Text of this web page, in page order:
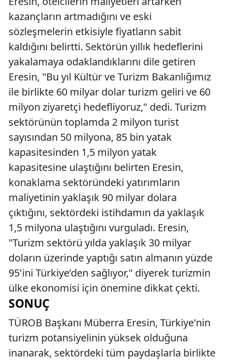
kazançların artmadığını ve eski
sözleşmelerin etkisiyle fiyatların sabit
kaldığını belirtti. Sektörün yıllık hedeflerini
yakalamaya odaklandıklarını dile getiren
Eresin, "Bu yıl Kültür ve Turizm Bakanlığımız
ile birlikte 60 milyar dolar turizm geliri ve 60
milyon ziyaretçi hedefliyoruz," dedi. Turizm
sektörünün toplamda 2 milyon turist
sayısından 50 milyona, 85 bin yatak
kapasitesinden 1,5 milyon yatak
kapasitesine ulaştığını belirten Eresin,
konaklama sektöründeki yatırımların
maliyetinin yaklaşık 90 milyar dolara
çıktığını, sektördeki istihdamın da yaklaşık
1,5 milyona ulaştığını vurguladı. Eresin,
"Turizm sektörü yılda yaklaşık 30 milyar
doların üzerinde yaptığı satın almanın yüzde
95'ini Türkiye’den sağlıyor," diyerek turizmin
ülke ekonomisi için önemine dikkat çekti.
SONUÇ
TÜROB Başkanı Müberra Eresin, Türkiye'nin
turizm potansiyelinin yüksek olduğuna
inanarak, sektördeki tüm paydaşlarla birlikte